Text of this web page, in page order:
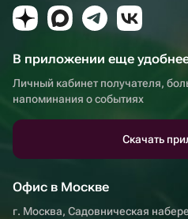
В приложении еще
Личный кабинет получателя,
напоминания о событиях
Скачать
Офис в Москве
г. Москва, Садовническая